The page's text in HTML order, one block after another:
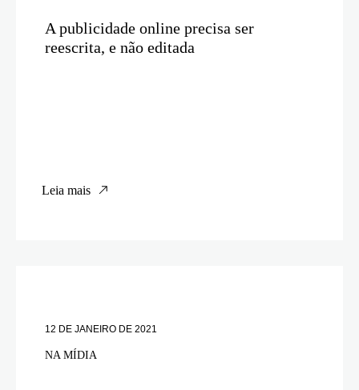
A publicidade online precisa ser
reescrita, e não editada
Leia mais
12 DE JANEIRO DE 2021
NA MÍDIA